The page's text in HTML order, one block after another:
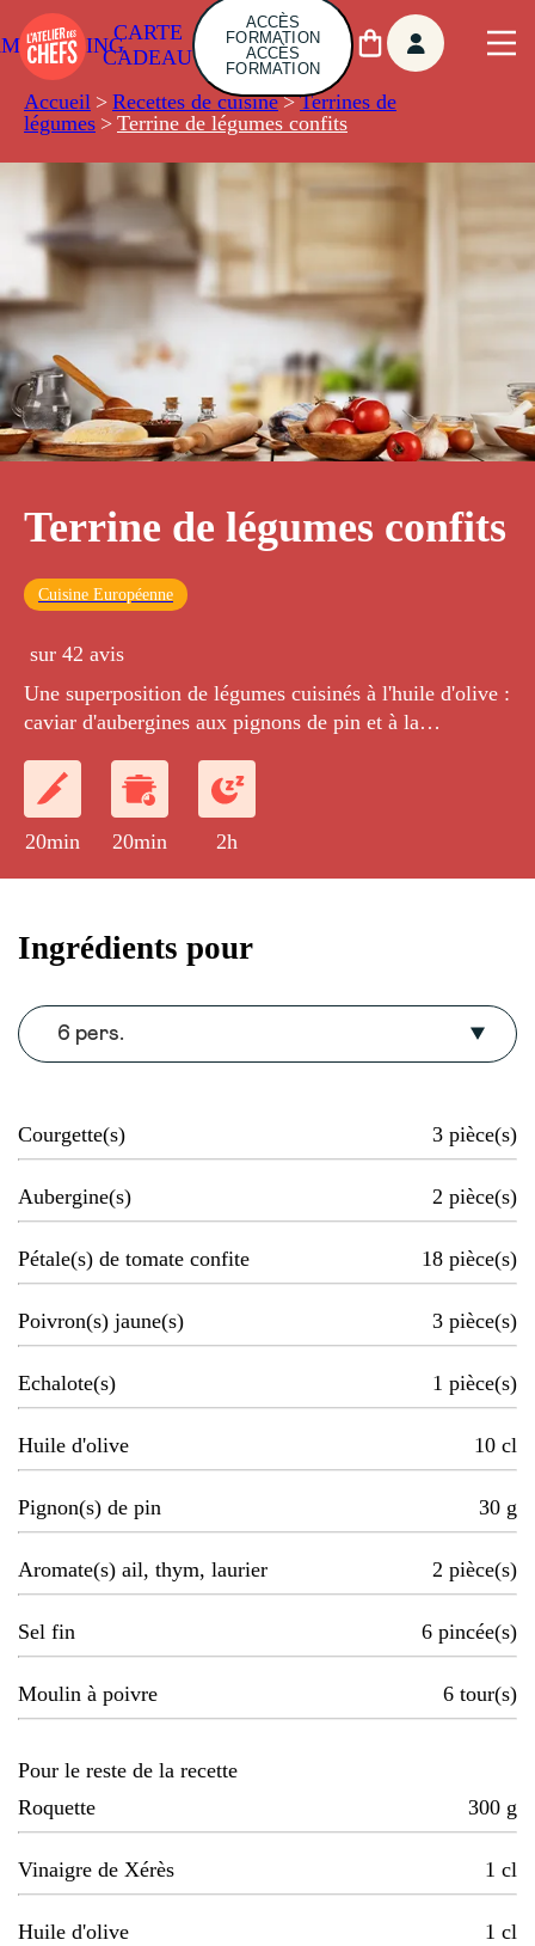
CARTE
CADEAU
ACCÈS
FORMATION
ACCÈS
FORMATION
Accueil > Recettes de cuisine > Terrines de
légumes > Terrine de légumes confits
Terrine de légumes confits
Cuisine Européenne
sur 42 avis
Une superposition de légumes cuisinés à l'huile d'olive :
caviar d'aubergines aux pignons de pin et à la
courgettes.
20min 20min 2h
Ingrédients pour
6 pers.
Courgette(s) 3 pièce(s)
Aubergine(s) 2 pièce(s)
Pétale(s) de tomate confite 18 pièce(s)
Poivron(s) jaune(s) 3 pièce(s)
Echalote(s) 1 pièce(s)
Huile d'olive 10 cl
Pignon(s) de pin 30 g
Aromate(s) ail, thym, laurier 2 pièce(s)
Sel fin 6 pincée(s)
Moulin à poivre 6 tour(s)
Pour le reste de la recette
Roquette
300 g
Vinaigre de Xérès 1 cl
Huile d'olive 1 cl